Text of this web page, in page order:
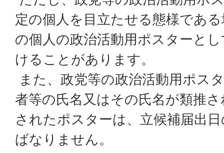
定の個人を目立たせる態様であ
の個人の政治活動用ポスターと
けることがあります。
また、政党等の政治活動用ポス
者等の氏名又はその氏名が類推
されたポスターは、立候補届出
ばなりません。